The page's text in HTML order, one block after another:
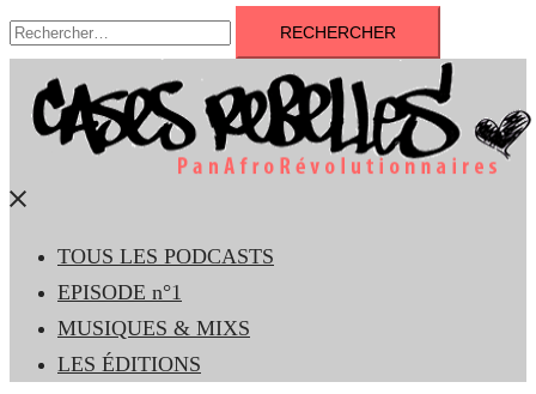
Rechercher :
Fermer
menu
TOUS LES PODCASTS
EPISODE n°1
MUSIQUES & MIXS
LES ÉDITIONS